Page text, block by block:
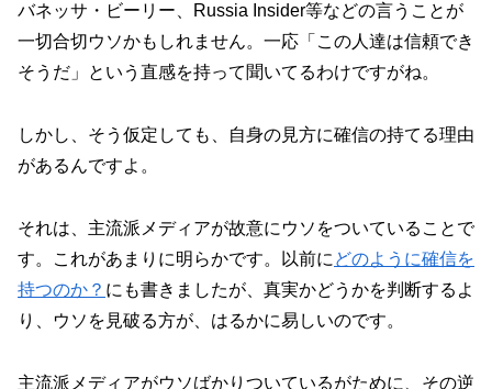
バネッサ・ビーリー、Russia Insider等などの言うことが
一切合切ウソかもしれません。一応「この人達は信頼でき
そうだ」という直感を持って聞いてるわけですがね。
しかし、そう仮定しても、自身の見方に確信の持てる理由
があるんですよ。
それは、主流派メディアが故意にウソをついていることで
す。これがあまりに明らかです。以前に どのように確信を
持つのか？ にも書きましたが、真実かどうかを判断するよ
り、ウソを見破る方が、はるかに易しいのです。
主流派メディアがウソばかりついているがために、その逆